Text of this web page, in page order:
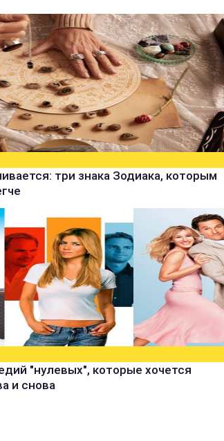
три знака Зодиака, которым
"нулевых", которые хочется
и снова